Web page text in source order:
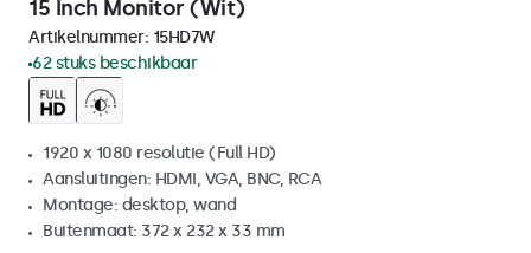
15 Inch Monitor (Wit)
Artikelnummer: 15HD7W
62 stuks beschikbaar
1920 x 1080 resolutie (Full HD)
Aansluitingen: HDMI, VGA, BNC, RCA
Montage: desktop, wand
Buitenmaat: 372 x 232 x 33 mm